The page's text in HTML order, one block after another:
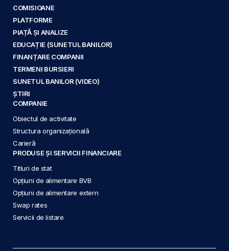
COMISIOANE
PLATFORME
PIAȚĂ ȘI ANALIZE
EDUCAȚIE (SUNETUL BANILOR)
FINANȚARE COMPANII
TERMENI BURSIERI
SUNETUL BANILOR (VIDEO)
ȘTIRI
COMPANIE
Obiectul de activitate
Structura organizațională
Carieră
PRODUSE ȘI SERVICII FINANCIARE
Titluri de stat
Opțiuni de alimentare BVB
Opțiuni de alimentare extern
Swap rates
Servicii de listare